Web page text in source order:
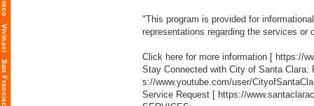
"This program is provided for
representations regarding the services or
Click here for more information [ https://
Stay Connected with City of Santa
s://www.youtube.com/user/
Service Request [ https://